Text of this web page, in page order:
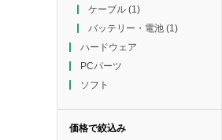
ケーブル(1)
バッテリー・電池(1)
ハードウェア
PCパーツ
ソフト
価格で絞込み